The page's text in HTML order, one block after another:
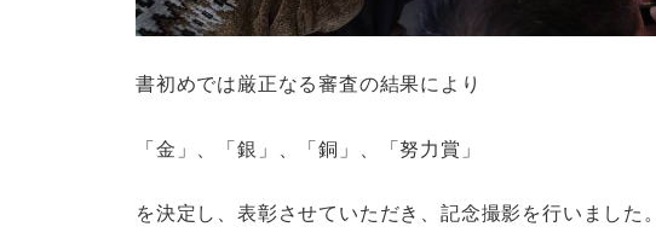
書初めでは厳正なる審査の結果により
「金」、「銀」、「銅」、「努力賞」
を決定し、表彰させていただき、記念撮影を行いました。